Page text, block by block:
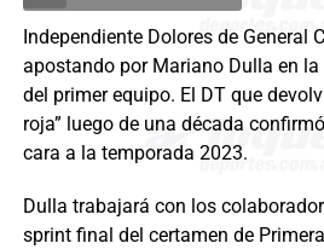
Independiente Dolores de General
apostando por Mariano Dulla en
del primer equipo. El DT que
roja” luego de una década
cara a la temporada 2023.
Dulla trabajará con los
sprint final del certamen de